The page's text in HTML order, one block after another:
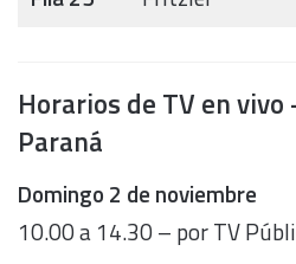
Horarios de TV en vivo
Paraná
Domingo 2 de noviembre
10.00 a 14.30 – por TV